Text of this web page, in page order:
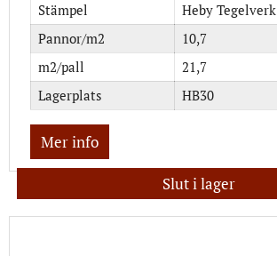
Stämpel
Heby Tegelverk
Pannor/m2
10,7
m2/pall
21,7
Lagerplats
HB30
Mer info
Slut i lager